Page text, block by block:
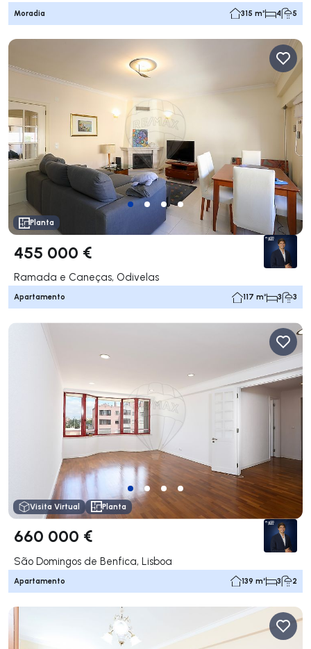
Moradia 315 m² 4 5
Planta
455 000 €
Ramada e Caneças, Odivelas
Apartamento 117 m² 3 3
Visita Virtual Planta
660 000 €
São Domingos de Benfica, Lisboa
Apartamento 139 m² 3 2